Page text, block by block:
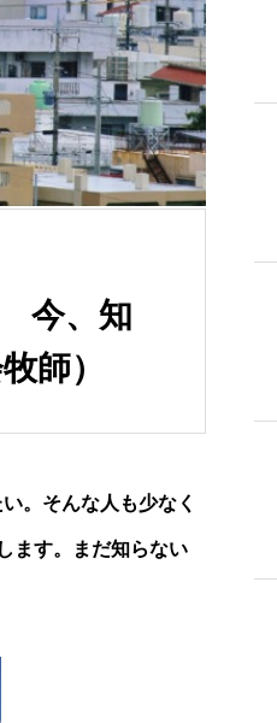
今、知
師）
。そんな人も少なく
ます。まだ知らない